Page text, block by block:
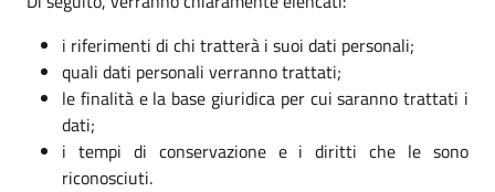
i riferimenti di chi tratterà i suoi dati personali;
quali dati personali verranno trattati;
le finalità e la base giuridica per cui saranno trattati i
dati;
i tempi di conservazione e i diritti che le sono
riconosciuti.